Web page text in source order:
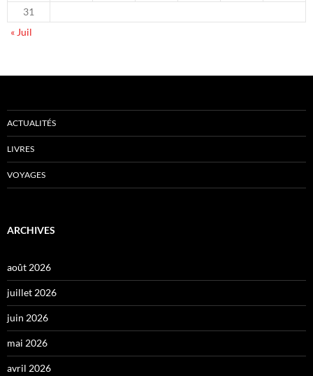
31
« Juil
ACTUALITÉS
LIVRES
VOYAGES
ARCHIVES
août 2026
juillet 2026
juin 2026
mai 2026
avril 2026